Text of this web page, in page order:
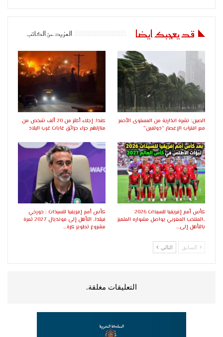
قد يعجبك ايضا المزيد عن الكاتب
الصين: نشرة انذارية من المستوى الأحمر
مع اقتراب الإعصار “دولفين”
كندا: إجلاء أكثر من 20 ألف شخص من
منازلهم جراء حرائق غابات غرب البلاد
كأس أمم إفريقيا للسيدات 2026
..المنتخب المغربي يواصل مشواره المتميز
بالتأهل إلى…
كأس أمم إفريقيا للسيدات : خورخي
فيلدا.. التأهل إلى مونديال 2027 ثمرة
مشروع تطوير كرة…
السابق التالي
التعليقات مغلقة.